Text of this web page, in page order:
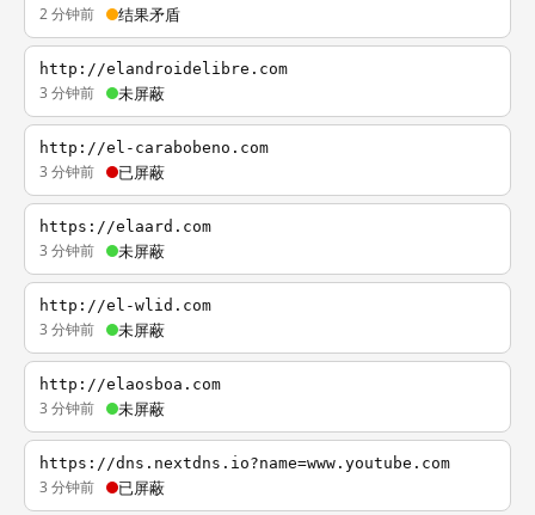
2 分钟前 结果矛盾
http://elandroidelibre.com
3 分钟前 未屏蔽
http://el-carabobeno.com
3 分钟前 已屏蔽
https://elaard.com
3 分钟前 未屏蔽
http://el-wlid.com
3 分钟前 未屏蔽
http://elaosboa.com
3 分钟前 未屏蔽
https://dns.nextdns.io?name=www.youtube.com
3 分钟前 已屏蔽